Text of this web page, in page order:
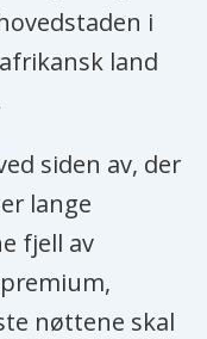
i
land
siden av, der
lange
fjell av
nøttene skal